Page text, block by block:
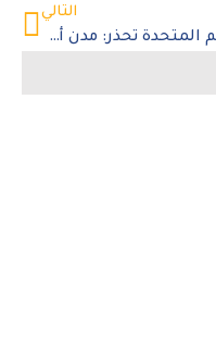
التالي
الأمم المتحدة تحذر: مدن أفغانستان في مواجهة أزمة المناخ